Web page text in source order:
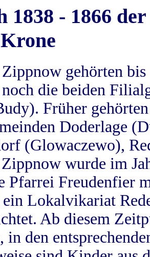
1838 - 1866
gehörten
die beiden
Früher
Doderlage
(Glowaczewo),
wurde im
Pfarrei Freudenfier
ein Lokalvikariat
Ab diesem
in den